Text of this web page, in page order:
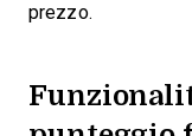
prezzo.